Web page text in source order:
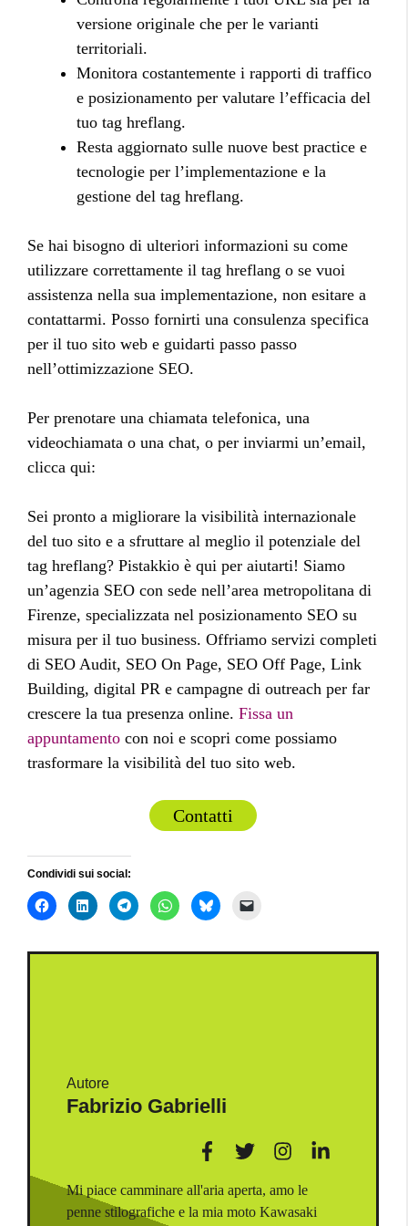
versione originale che per le varianti
territoriali.
Monitora costantemente i rapporti di traffico
e posizionamento per valutare l’efficacia del
tuo tag hreflang.
Resta aggiornato sulle nuove best practice e
tecnologie per l’implementazione e la
gestione del tag hreflang.
Se hai bisogno di ulteriori informazioni su come
utilizzare correttamente il tag hreflang o se vuoi
assistenza nella sua implementazione, non esitare a
contattarmi. Posso fornirti una consulenza specifica
per il tuo sito web e guidarti passo passo
nell’ottimizzazione SEO.
Per prenotare una chiamata telefonica, una
videochiamata o una chat, o per inviarmi un’email,
clicca qui:
Sei pronto a migliorare la visibilità internazionale
del tuo sito e a sfruttare al meglio il potenziale del
tag hreflang? Pistakkio è qui per aiutarti! Siamo
un’agenzia SEO con sede nell’area metropolitana di
Firenze, specializzata nel posizionamento SEO su
misura per il tuo business. Offriamo servizi completi
di SEO Audit, SEO On Page, SEO Off Page, Link
Building, digital PR e campagne di outreach per far
crescere la tua presenza online. Fissa un
appuntamento con noi e scopri come possiamo
trasformare la visibilità del tuo sito web.
Contatti
Condividi sui social:
Autore
Fabrizio Gabrielli
Mi piace camminare all'aria aperta, amo le
penne stilografiche e la mia moto Kawasaki